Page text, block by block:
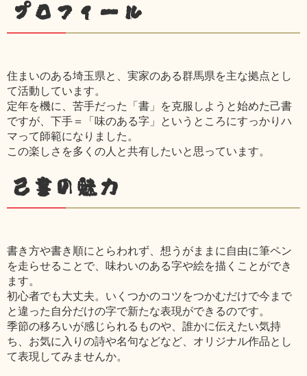
プロフィール
住まいのある埼玉県と、実家のある群馬県を主な拠点とし
て活動しています。
定年を機に、苦手だった「書」を克服しようと始めた己書
ですが、下手＝「味のある字」というところにすっかりハ
マって師範になりました。
この楽しさを多くの人と共有したいと思っています。
己書の魅力
書き方や書き順にとらわれず、想うがままに自由に筆ペン
を走らせることで、味わいのある字や絵を描くことができ
ます。
初心者でも大丈夫。いくつかのコツをつかむだけで今まで
と違った自分だけの字で新たな表現ができるのです。
季節の移ろいが感じられるものや、誰かに伝えたい気持
ち、お気に入りの詩や名句などなど、オリジナル作品とし
て表現してみませんか。